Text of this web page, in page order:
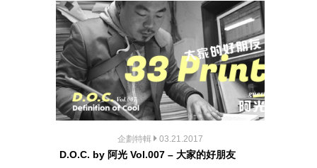
企劃特輯 03.21.2017
D.O.C. by 阿光 Vol.007 – 大家的好朋友